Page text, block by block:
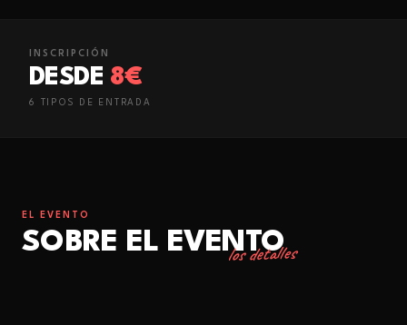
INSCRIPCIÓN
DESDE 8€
6 TIPO S DE ENTRADA
EL EVENTO
SOBRE EL EVENTO
los detalles